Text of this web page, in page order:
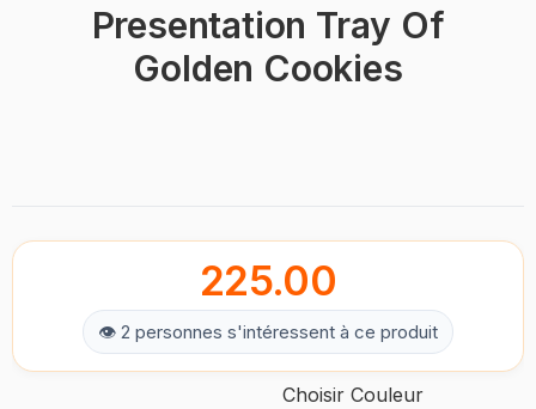
Presentation Tray Of
Golden Cookies
225.00
👁 2 personnes s'intéressent à ce produit
Choisir Couleur